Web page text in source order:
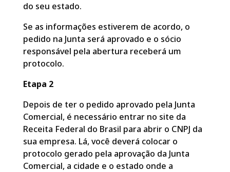
do seu estado.
Se as informações estiverem de acordo, o
pedido na Junta será aprovado e o sócio
responsável pela abertura receberá um
protocolo.
Etapa 2
Depois de ter o pedido aprovado pela Junta
Comercial, é necessário entrar no site da
Receita Federal do Brasil para abrir o CNPJ da
sua empresa. Lá, você deverá colocar o
protocolo gerado pela aprovação da Junta
Comercial, a cidade e o estado onde a